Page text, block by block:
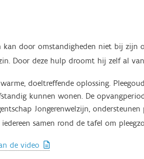
kan door omstandigheden niet bij
Door deze hulp droomt hij zelf al
warme, doeltreffende oplossing.
kunnen wonen. De
Jongerenwelzijn,
samen rond de tafel om
de video